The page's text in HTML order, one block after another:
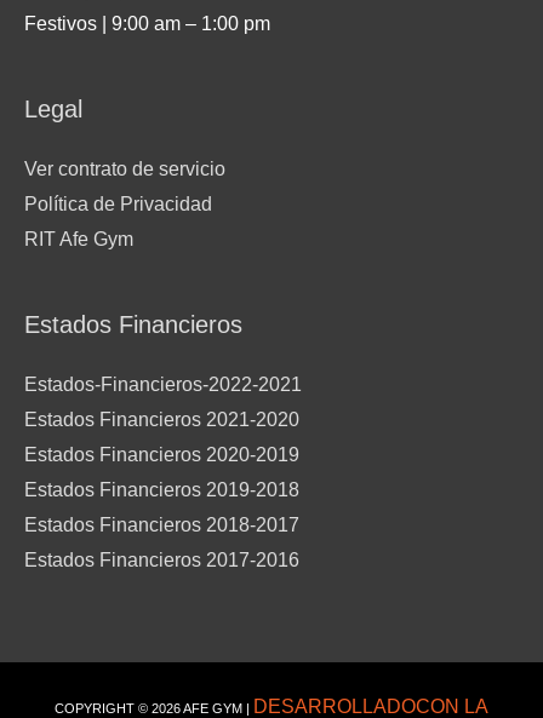
Festivos | 9:00 am – 1:00 pm
Legal
Ver contrato de servicio
Política de Privacidad
RIT Afe Gym
Estados Financieros
Estados-Financieros-2022-2021
Estados Financieros 2021-2020
Estados Financieros 2020-2019
Estados Financieros 2019-2018
Estados Financieros 2018-2017
Estados Financieros 2017-2016
COPYRIGHT © 2026AFE GYM | DESARROLLADOCON LA